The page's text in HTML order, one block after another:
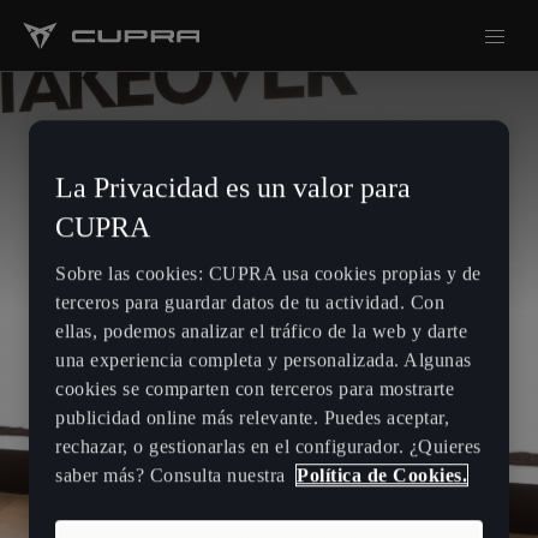
La Privacidad es un valor para
CUPRA
Sobre las cookies: CUPRA usa cookies propias y de
terceros para guardar datos de tu actividad. Con
ellas, podemos analizar el tráfico de la web y darte
una experiencia completa y personalizada. Algunas
cookies se comparten con terceros para mostrarte
publicidad online más relevante. Puedes aceptar,
rechazar, o gestionarlas en el configurador. ¿Quieres
saber más? Consulta nuestra
Política de Cookies.